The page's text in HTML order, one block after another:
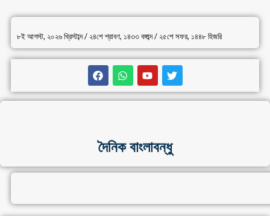
৮ই আগস্ট, ২০২৬ খ্রিস্টাব্দ / ২৪শে শ্রাবণ, ১৪৩৩ বঙ্গাব্দ / ২৫শে সফর, ১৪৪৮ হিজরি
দৈনিক বাংলাবন্ধু